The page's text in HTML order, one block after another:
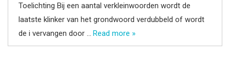
Toelichting Bij een aantal verkleinwoorden wordt de
laatste klinker van het grondwoord verdubbeld of wordt
de i vervangen door … Read more »